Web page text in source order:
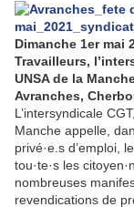
Dimanche 1er mai
Travailleurs,
UNSA de la
Avranches,
L’intersyndicale
Manche appelle,
privé·e.s d’emploi,
tou·te·s les
nombreuses
revendications de